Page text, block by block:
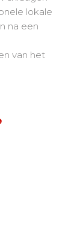
lokale
na een
van het